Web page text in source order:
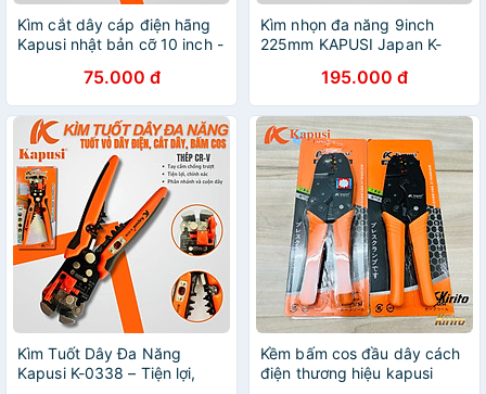
Kìm cắt dây cáp điện hãng
Kapusi nhật bản cỡ 10 inch -
75.000 đ
Kìm nhọn đa năng 9inch
225mm KAPUSI Japan K-
cao lưỡi kìm sắc
195.000 đ
Kìm Tuốt Dây Đa Năng
Kapusi K-0338 – Tiện lợi,
Kềm bấm cos đầu dây cách
điện thương hiệu kapusi